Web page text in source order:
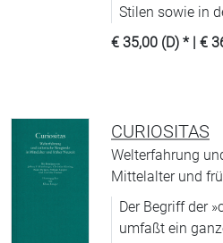
Stilen sowie in
der Verbreitung
€ 35,00 (D) * | €
CURIOSITAS
Welterfahrung
Mittelalter und
Der Begriff der
umfaßt ein